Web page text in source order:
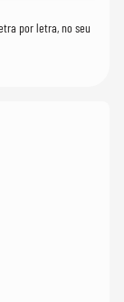
por letra, no seu